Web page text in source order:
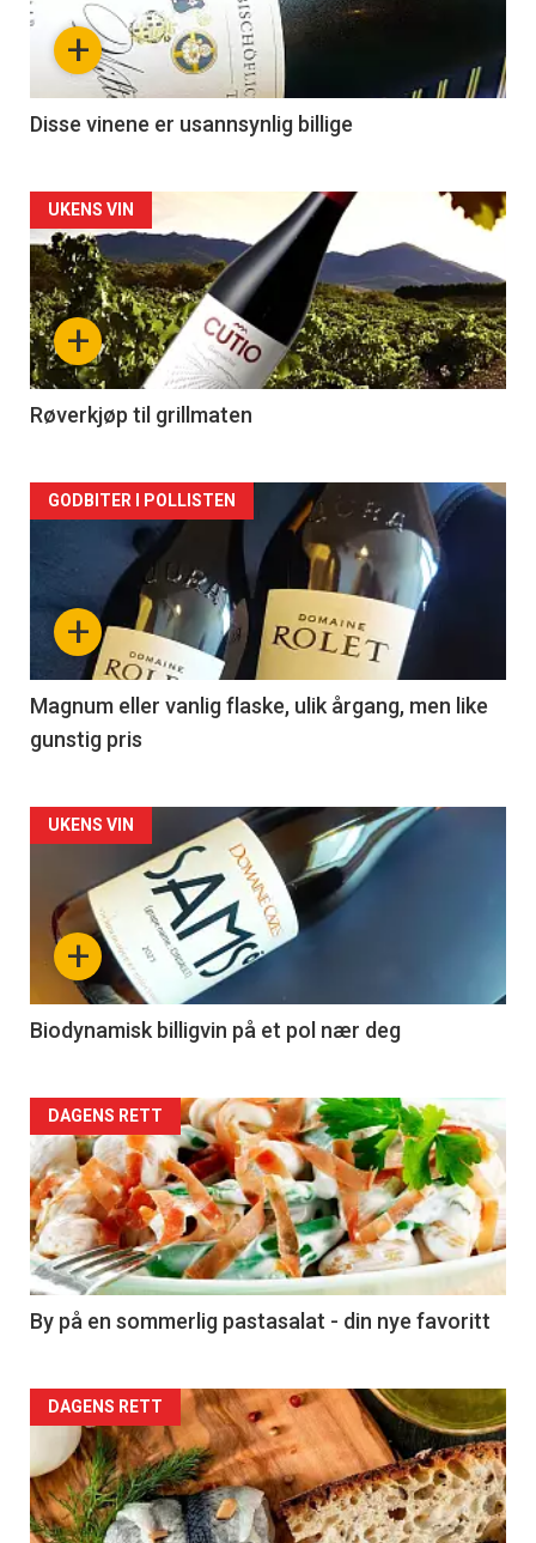
+
Disse vinene er usannsynlig billige
Forsiden
akkurat
nå
-
2
+
UKENS VIN
Røverkjøp til grillmaten
Forsiden
akkurat
nå
3
+
GODBITER I POLLISTEN
Magnum eller vanlig flaske, ulik årgang, men like
gunstig pris
Forsiden
akkurat
nå
4
+
UKENS VIN
Biodynamisk billigvin på et pol nær deg
Forsiden
akkurat
nå
-
5
DAGENS RETT
By på en sommerlig pastasalat - din nye favoritt
Forsiden
akkurat
nå
DAGENS RETT